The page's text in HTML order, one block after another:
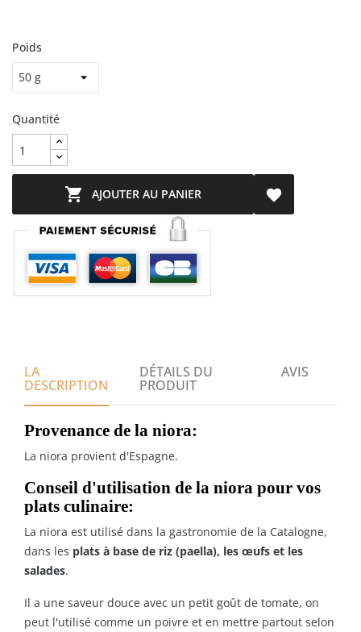
Poids
Quantité
 AJOUTER AU PANIER 
LA
DESCRIPTION
DÉTAILS DU
PRODUIT
AVIS
Provenance de la niora:
La niora provient d'Espagne.
Conseil d'utilisation de la niora pour vos
plats culinaire:
La niora est utilisé dans la gastronomie de la Catalogne,
dans les plats à base de riz (paella), les œufs et les
salades.
Il a une saveur douce avec un petit goût de tomate, on
peut l'utilisé comme un poivre et en mettre partout selon